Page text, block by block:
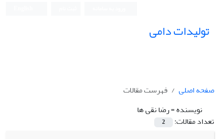
تولیدات دامی
صفحه اصلی
فهرست مقالات
نویسنده =رضا نقی ها
تعداد مقالات:
2